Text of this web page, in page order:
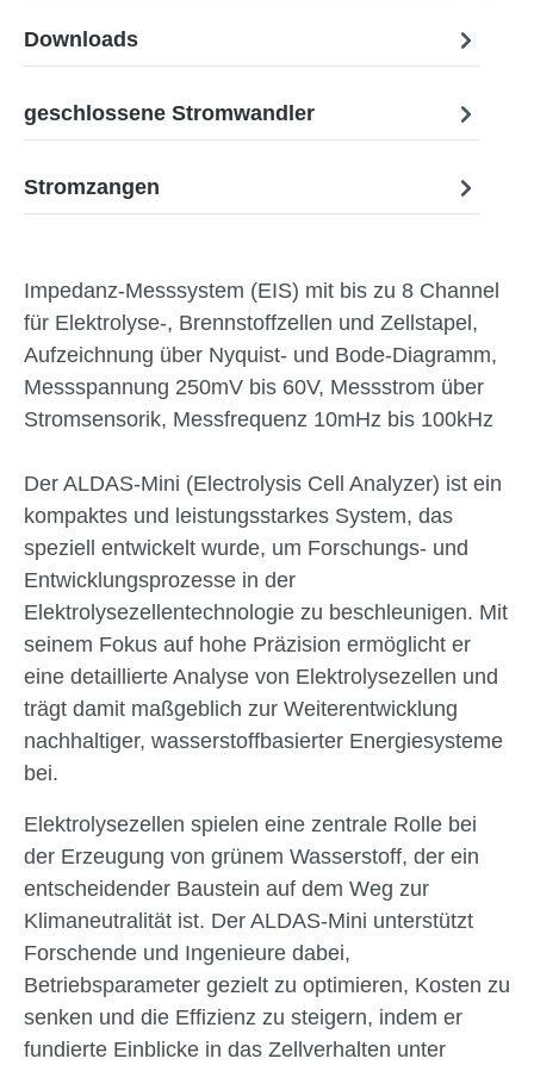
Downloads
geschlossene Stromwandler
Stromzangen
Impedanz-Messsystem (EIS) mit bis zu 8 Channel
für Elektrolyse-, Brennstoffzellen und Zellstapel,
Aufzeichnung über Nyquist- und Bode-Diagramm,
Messspannung 250mV bis 60V, Messstrom über
Stromsensorik, Messfrequenz 10mHz bis 100kHz
Der ALDAS-Mini (Electrolysis Cell Analyzer) ist ein
kompaktes und leistungsstarkes System, das
speziell entwickelt wurde, um Forschungs- und
Entwicklungsprozesse in der
Elektrolysezellentechnologie zu beschleunigen. Mit
seinem Fokus auf hohe Präzision ermöglicht er
eine detaillierte Analyse von Elektrolysezellen und
trägt damit maßgeblich zur Weiterentwicklung
nachhaltiger, wasserstoffbasierter Energiesysteme
bei.
Elektrolysezellen spielen eine zentrale Rolle bei
der Erzeugung von grünem Wasserstoff, der ein
entscheidender Baustein auf dem Weg zur
Klimaneutralität ist. Der ALDAS-Mini unterstützt
Forschende und Ingenieure dabei,
Betriebsparameter gezielt zu optimieren, Kosten zu
senken und die Effizienz zu steigern, indem er
fundierte Einblicke in das Zellverhalten unter